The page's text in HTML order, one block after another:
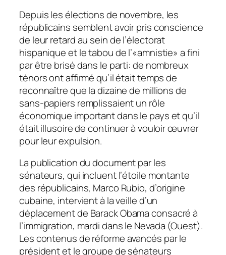
Depuis les élections de novembre, les
républicains semblent avoir pris conscience
de leur retard au sein de l’électorat
hispanique et le tabou de l’«amnistie» a fini
par être brisé dans le parti: de nombreux
ténors ont affirmé qu’il était temps de
reconnaître que la dizaine de millions de
sans-papiers remplissaient un rôle
économique important dans le pays et qu’il
était illusoire de continuer à vouloir œuvrer
pour leur expulsion.
La publication du document par les
sénateurs, qui incluent l’étoile montante
des républicains, Marco Rubio, d’origine
cubaine, intervient à la veille d’un
déplacement de Barack Obama consacré à
l’immigration, mardi dans le Nevada (Ouest).
Les contenus de réforme avancés par le
président et le groupe de sénateurs